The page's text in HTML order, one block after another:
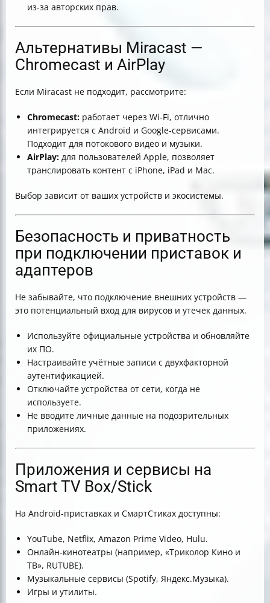
из-за авторских прав.
Альтернативы Miracast —
Chromecast и AirPlay
Если Miracast не подходит, рассмотрите:
Chromecast: работает через Wi-Fi, отлично
интегрируется с Android и Google-сервисами.
Подходит для потокового видео и музыки.
AirPlay: для пользователей Apple, позволяет
транслировать контент с iPhone, iPad и Mac.
Выбор зависит от ваших устройств и экосистемы.
Безопасность и приватность
при подключении приставок и
адаптеров
Не забывайте, что подключение внешних устройств —
это потенциальный вход для вирусов и утечек данных.
Используйте официальные устройства и обновляйте
их ПО.
Настраивайте учётные записи с двухфакторной
аутентификацией.
Отключайте устройства от сети, когда не
используете.
Не вводите личные данные на подозрительных
приложениях.
Приложения и сервисы на
Smart TV Box/Stick
На Android-приставках и СмартСтиках доступны:
YouTube, Netflix, Amazon Prime Video, Hulu.
Онлайн-кинотеатры (например, «Триколор Кино и
ТВ», RUTUBE).
Музыкальные сервисы (Spotify, Яндекс.Музыка).
Игры и утилиты.